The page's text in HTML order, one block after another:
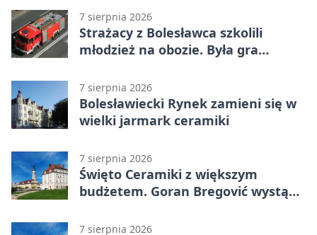
7 sierpnia 2026
Strażacy z Bolesławca szkolili
młodzież na obozie. Była gra
7 sierpnia 2026
Bolesławiecki Rynek zamieni się w
wielki jarmark ceramiki
7 sierpnia 2026
Święto Ceramiki z większym
budżetem. Goran Bregović wystąpi
7 sierpnia 2026